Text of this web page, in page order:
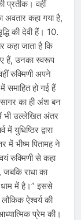
प्रतीक। वहीं
अवतार कहा गया है,
की देवी हैं। 10.
कहा जाता है कि
हैं, उनका स्वरूप
रुक्मिणी अपने
समाहित हो गई हैं
का ही अंश बन
भी उल्लेखित अंतर
युधिष्ठिर द्वारा
में भीष्म पितामह ने
रुक्मिणी से कहा
राधा का
में है।” इससे
ऐश्वर्य की
प्रेम की।